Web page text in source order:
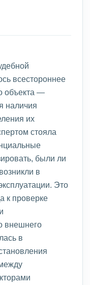
всестороннее
объекта —
наличия
их
стояла
были ли
в
Это
к проверке
внешнего
в